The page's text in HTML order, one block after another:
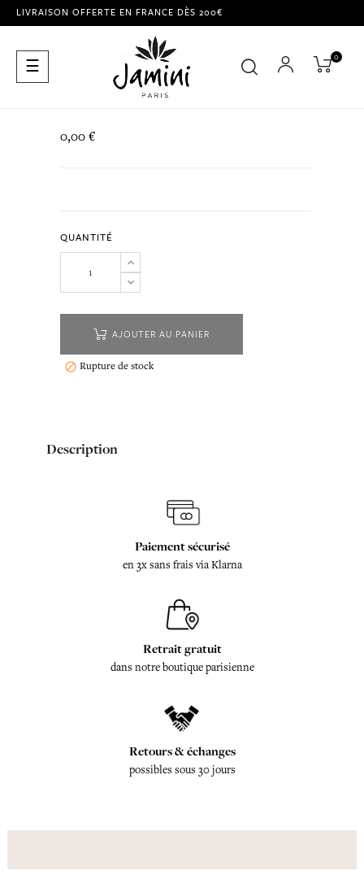
LIVRAISON OFFERTE EN FRANCE DÈS 200€
Basculer
la
☰ 0
0,00 €
QUANTITÉ
AJOUTER AU PANIER
 Rupture de stock
Description
Paiement sécurisé
en 3x sans frais via Klarna
Retrait gratuit
dans notre boutique parisienne
Retours & échanges
possibles sous 30 jours